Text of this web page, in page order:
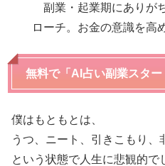
副業・起業期にありが
ローチ。お金の意識を高
無料で「AI占い副業スタ
僕はもともとは、
うつ、ニート、引きこもり、
という状態で人生に悲観的で